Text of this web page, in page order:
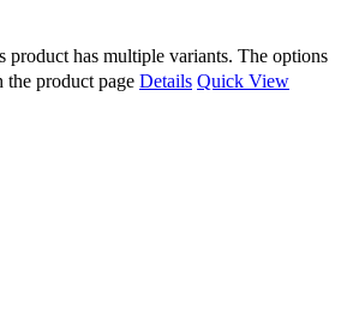
product has multiple variants. The options
the product page Details Quick View